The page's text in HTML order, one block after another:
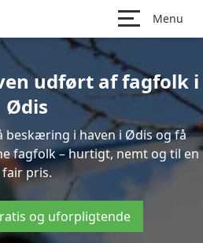
Menu
udført af fagfolk i
Ødis
beskæring i haven i Ødis og få
fagfolk – hurtigt, nemt og til en
fair pris.
og uforpligtende